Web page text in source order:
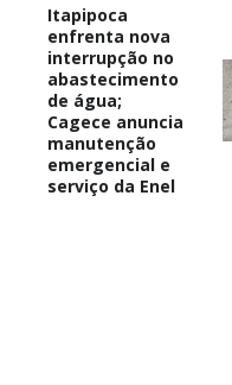
Itapipoca
enfrenta nova
interrupção no
abastecimento
de água;
Cagece anuncia
manutenção
emergencial e
serviço da Enel